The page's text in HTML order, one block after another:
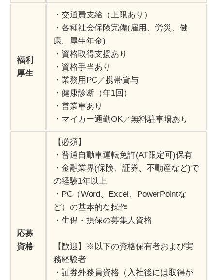
福利
厚生
・交通費支給（上限あり）
・各種社会保険完備(雇用、労災、健
康、厚生年金)
・資格取得支援あり
・資格手当あり
・業務用PC／携帯貸与
・健康診断（年1回）
・営業車あり
・マイカー通勤OK／無料駐車場あり
応募
資格
【必須】
・普通自動車運転免許(AT限定可)保有
・金融業界(保険、証券、不動産など)で
の経験1年以上
・PC（Word、Excel、PowerPointな
ど）の基本的な操作
・生保・損保の募集人資格
【歓迎】※以下の資格保有者および実
務経験者
・証券外務員資格（入社後には取得が